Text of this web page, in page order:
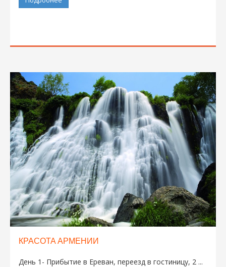
КРАСОТА АРМЕНИИ
День 1- Прибытие в Ереван, переезд в гостиницу, 2 ...